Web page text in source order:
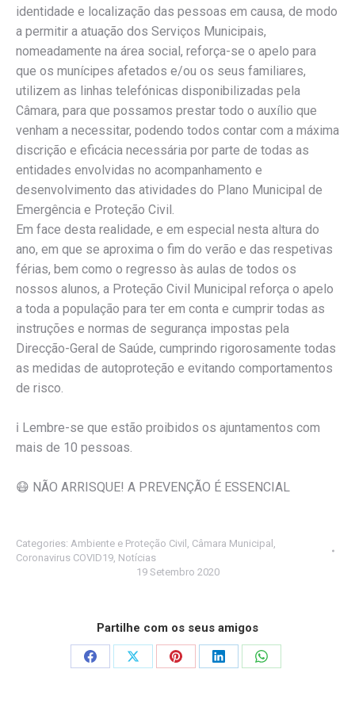
identidade e localização das pessoas em causa, de modo
a permitir a atuação dos Serviços Municipais,
nomeadamente na área social, reforça-se o apelo para
que os munícipes afetados e/ou os seus familiares,
utilizem as linhas telefónicas disponibilizadas pela
Câmara, para que possamos prestar todo o auxílio que
venham a necessitar, podendo todos contar com a máxima
discrição e eficácia necessária por parte de todas as
entidades envolvidas no acompanhamento e
desenvolvimento das atividades do Plano Municipal de
Emergência e Proteção Civil.
Em face desta realidade, e em especial nesta altura do
ano, em que se aproxima o fim do verão e das respetivas
férias, bem como o regresso às aulas de todos os
nossos alunos, a Proteção Civil Municipal reforça o apelo
a toda a população para ter em conta e cumprir todas as
instruções e normas de segurança impostas pela
Direcção-Geral de Saúde, cumprindo rigorosamente todas
as medidas de autoproteção e evitando comportamentos
de risco.
ℹ️ Lembre-se que estão proibidos os ajuntamentos com
mais de 10 pessoas.
😷 NÃO ARRISQUE! A PREVENÇÃO É ESSENCIAL
Categories: Ambiente e Proteção Civil , Câmara Municipal ,
Coronavirus COVID19, Notícias
19 Setembro 2020
Partilhe com os seus amigos
Share
Share
Share
Share
Share